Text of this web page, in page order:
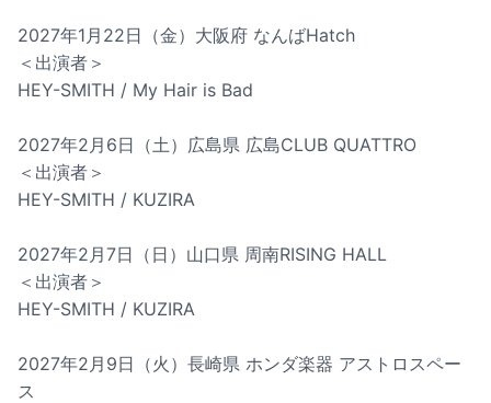
2027年1月22日（金）大阪府 なんばHatch
＜出演者＞
HEY-SMITH / My Hair is Bad
2027年2月6日（土）広島県 広島CLUB QUATTRO
＜出演者＞
HEY-SMITH / KUZIRA
2027年2月7日（日）山口県 周南RISING HALL
＜出演者＞
HEY-SMITH / KUZIRA
2027年2月9日（火）長崎県 ホンダ楽器 アストロスペー
ス